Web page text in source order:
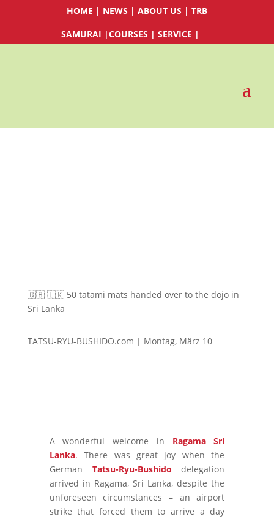
HOME | NEWS | ABOUT US | TRB
SAMURAI |COURSES | SERVICE |
🇬🇧 🇱🇰 50 tatami mats handed over to the dojo in
Sri Lanka
TATSU-RYU-BUSHIDO.com | Montag, März 10
A wonderful welcome in Ragama Sri
Lanka. There was great joy when the
German Tatsu-Ryu-Bushido delegation
arrived in Ragama, Sri Lanka, despite the
unforeseen circumstances – an airport
strike that forced them to arrive a day